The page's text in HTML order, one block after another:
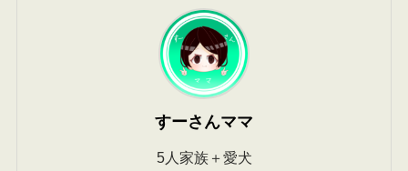
すーさんママ
5人家族＋愛犬